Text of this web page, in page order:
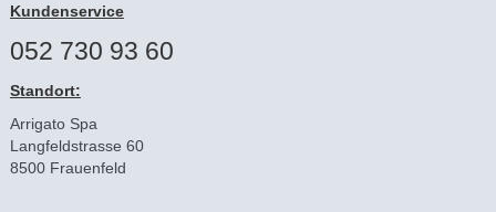
Kundenservice
052 730 93 60
Standort:
Arrigato Spa
Langfeldstrasse 60
8500 Frauenfeld